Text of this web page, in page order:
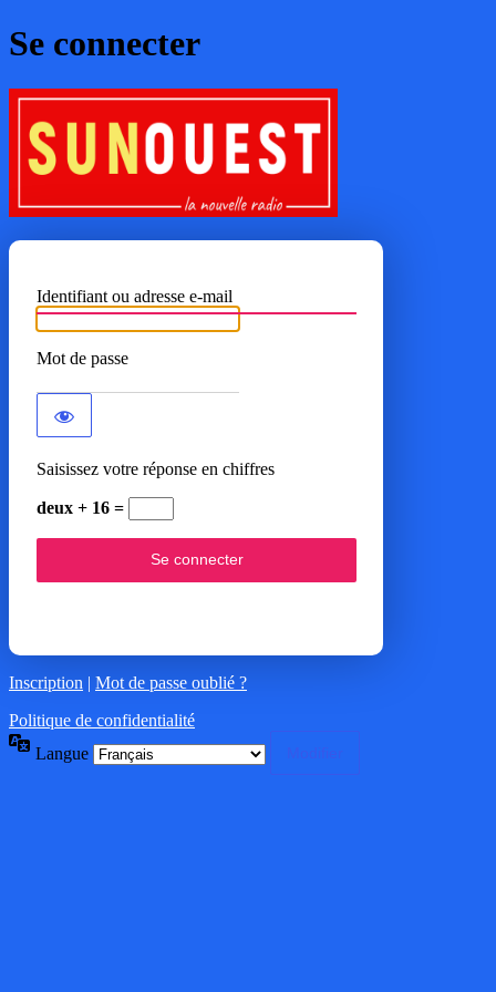
Se connecter
Identifiant ou adresse e-mail
Mot de passe
Saisissez votre réponse en chiffres
deux + 16 =
Inscription | Mot de passe oublié ?
Politique de confidentialité
Langue